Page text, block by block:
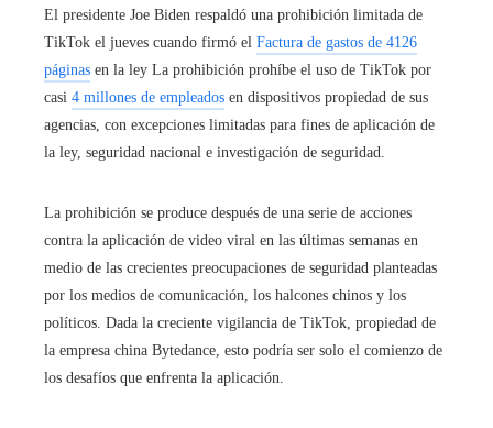
El presidente Joe Biden respaldó una prohibición limitada de
TikTok el jueves cuando firmó el Factura de gastos de 4126
páginas en la ley La prohibición prohíbe el uso de TikTok por
casi 4 millones de empleados en dispositivos propiedad de sus
agencias, con excepciones limitadas para fines de aplicación de
la ley, seguridad nacional e investigación de seguridad.
La prohibición se produce después de una serie de acciones
contra la aplicación de video viral en las últimas semanas en
medio de las crecientes preocupaciones de seguridad planteadas
por los medios de comunicación, los halcones chinos y los
políticos. Dada la creciente vigilancia de TikTok, propiedad de
la empresa china Bytedance, esto podría ser solo el comienzo de
los desafíos que enfrenta la aplicación.